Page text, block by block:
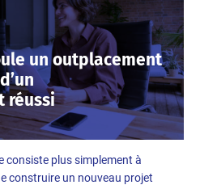
un outplacement
réussi
consiste plus simplement à
construire un nouveau projet